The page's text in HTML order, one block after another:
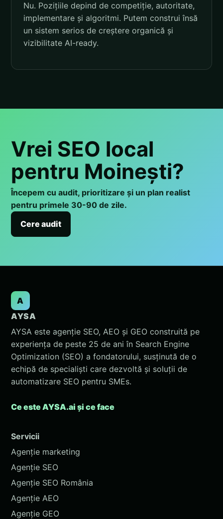
Nu. Pozițiile depind de competiție, autoritate,
implementare și algoritmi. Putem construi însă
un sistem serios de creștere organică și
vizibilitate AI-ready.
Vrei SEO local
pentru Moinești?
Începem cu audit, prioritizare și un plan realist
pentru primele 30-90 de zile.
Cere audit
A
AYSA
AYSA este agenție SEO, AEO și GEO construită pe
experiența de peste 25 de ani în Search Engine
Optimization (SEO) a fondatorului, susținută de o
echipă de specialiști care dezvoltă și soluții de
automatizare SEO pentru SMEs.
Ce este AYSA.ai și ce face
Servicii
Agenție marketing
Agenție SEO
Agenție SEO România
Agenție AEO
Agenție GEO